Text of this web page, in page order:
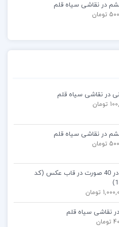
در نقاشی سیاه قلم
تومان
در نقاشی سیاه قلم
تومان
در نقاشی سیاه قلم
تومان
تصویر سیاه قلم 30 در 40 صورت در قاب عکس (کد
تومان
نقاشی سیاه قلم
تومان